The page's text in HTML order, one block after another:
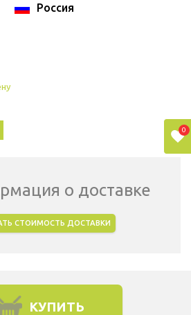
Россия
о доставке
СТОИМОСТЬ ДОСТАВКИ
КУПИТЬ
0